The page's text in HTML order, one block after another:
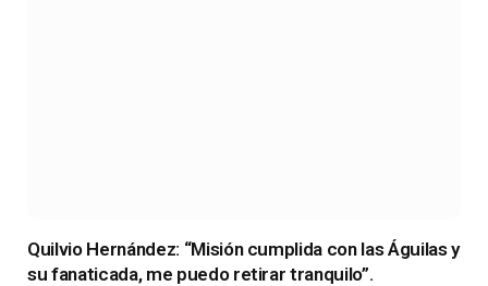
Quilvio Hernández: “Misión cumplida con las Águilas y
su fanaticada, me puedo retirar tranquilo”.